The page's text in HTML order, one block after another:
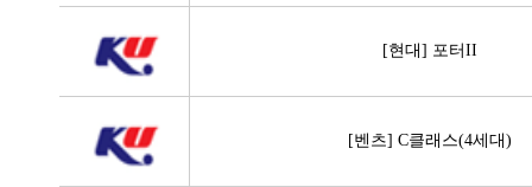
[현대] 포터II
[벤츠] C클래스(4세대)